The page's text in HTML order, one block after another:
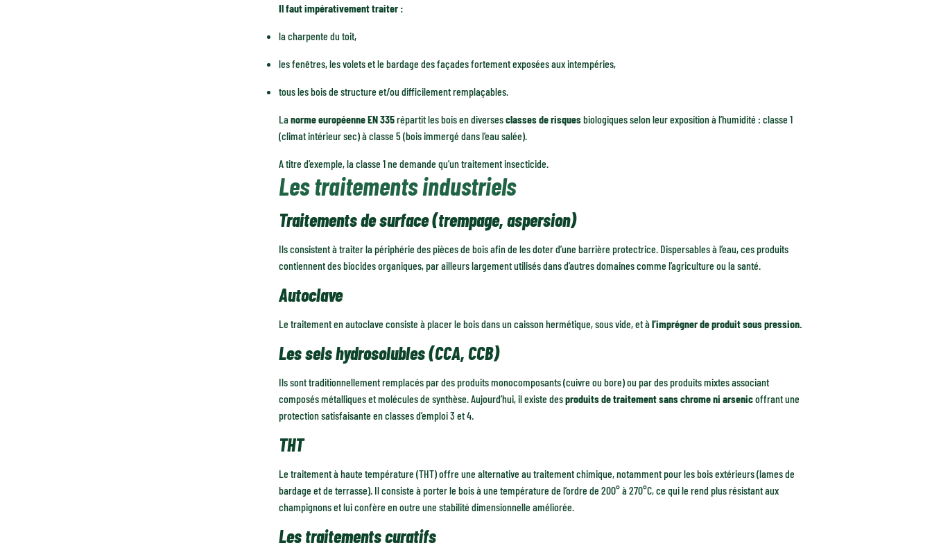
Il faut impérativement traiter :
la charpente du toit,
les fenêtres, les volets et le bardage des façades fortement exposées aux intempéries,
tous les bois de structure et/ou difficilement remplaçables.
Lanorme européenne EN 335répartit les bois en diversesclasses de risquesbiologiques selon leur exposition à l’humidité : classe 1
(climat intérieur sec) à classe 5 (bois immergé dans l’eau salée).
A titre d’exemple, la classe 1 ne demande qu’un traitement insecticide.
Les traitements industriels
Traitements de surface (trempage, aspersion)
Ils consistent à traiter la périphérie des pièces de bois afin de les doter d’une barrière protectrice. Dispersables à l’eau, ces produits
contiennent des biocides organiques, par ailleurs largement utilisés dans d’autres domaines comme l’agriculture ou la santé.
Autoclave
Le traitement en autoclave consiste à placer le bois dans un caisson hermétique, sous vide, et àl’imprégner de produit sous pression.
Les sels hydrosolubles (CCA, CCB)
Ils sont traditionnellement remplacés par des produits monocomposants (cuivre ou bore) ou par des produits mixtes associant
composés métalliques et molécules de synthèse. Aujourd’hui, il existe desproduits de traitement sans chrome ni arsenicoffrant une
protection satisfaisante en classes d’emploi 3 et 4.
THT
Le traitement à haute température (THT) offre une alternative au traitement chimique, notamment pour les bois extérieurs (lames de
bardage et de terrasse). Il consiste à porter le bois à une température de l’ordre de 200° à 270°C, ce qui le rend plus résistant aux
champignons et lui confère en outre une stabilité dimensionnelle améliorée.
Les traitements curatifs